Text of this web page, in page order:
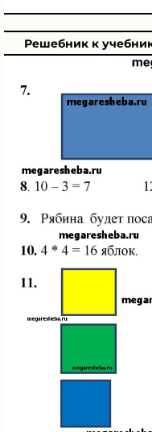
Решебник к